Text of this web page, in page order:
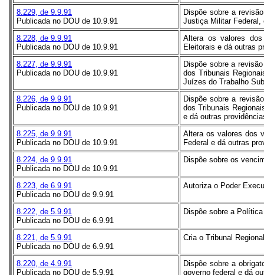
8.229, de 9.9.91
Publicada no DOU de 10.9.91
Dispõe sobre a
Justiça Militar Federal,
8.228, de 9.9.91
Publicada no DOU de 10.9.91
Altera os valores
Eleitorais e dá outras
8.227, de 9.9.91
Publicada no DOU de 10.9.91
Dispõe sobre a
dos Tribunais
Juízes do Trabalho
8.226, de 9.9.91
Publicada no DOU de 10.9.91
Dispõe sobre a
dos Tribunais
e dá outras
8.225, de 9.9.91
Publicada no DOU de 10.9.91
Altera os valores dos
Federal e dá outras
8.224, de 9.9.91
Publicada no DOU de 10.9.91
Dispõe sobre os
8.223, de 6.9.91
Publicada no DOU de 9.9.91
Autoriza o Poder
8.222, de 5.9.91
Publicada no DOU de 6.9.91
Dispõe sobre a
8.221, de 5.9.91
Publicada no DOU de 6.9.91
Cria o Tribunal
8.220, de 4.9.91
Publicada no DOU de 5.9.91
Dispõe sobre a
governo federal e dá